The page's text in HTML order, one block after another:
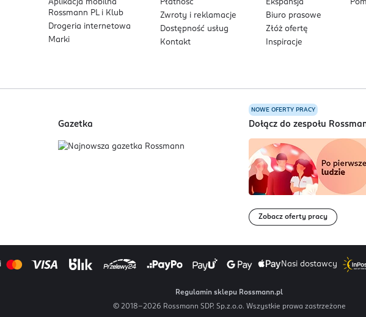
Aplikacja mobilna
Rossmann PL i Klub
Drogeria internetowa
Marki
Płatność
Zwroty i reklamacje
Dostępność usług
Kontakt
Ekspansja
Biuro prasowe
Złóż ofertę
Inspiracje
Gazetka
NOWE OFERTY PRACY
Dołącz do zespołu
Zobacz oferty pracy
Nasi dostawcy
Regulamin sklepu Rossmann.pl
© 2018-2026 Rossmann SDP. Sp.z.o.o. Wszystkie prawa zastrzeżone